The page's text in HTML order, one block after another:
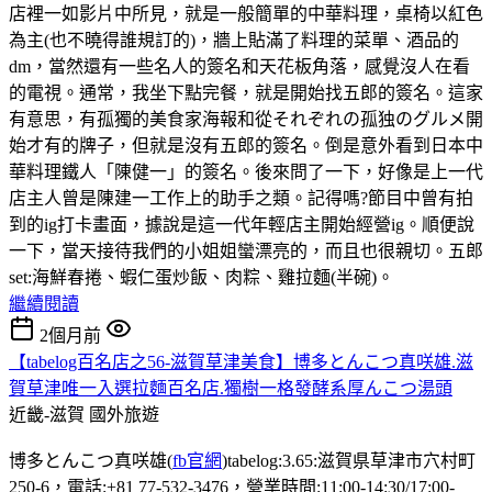
店裡一如影片中所見，就是一般簡單的中華料理，桌椅以紅色
為主(也不曉得誰規訂的)，牆上貼滿了料理的菜單、酒品的
dm，當然還有一些名人的簽名和天花板角落，感覺沒人在看
的電視。通常，我坐下點完餐，就是開始找五郎的簽名。這家
有意思，有孤獨的美食家海報和從それぞれの孤独のグルメ開
始才有的牌子，但就是沒有五郎的簽名。倒是意外看到日本中
華料理鐵人「陳健一」的簽名。後來問了一下，好像是上一代
店主人曾是陳建一工作上的助手之類。記得嗎?節目中曾有拍
到的ig打卡畫面，據說是這一代年輕店主開始經營ig。順便說
一下，當天接待我們的小姐姐蠻漂亮的，而且也很親切。五郎
set:海鮮春捲、蝦仁蛋炒飯、肉粽、雞拉麵(半碗)。
繼續閱讀
2個月前
【tabelog百名店之56-滋賀草津美食】博多とんこつ真咲雄.滋
賀草津唯一入選拉麵百名店.獨樹一格發酵系厚んこつ湯頭
近畿-滋賀 國外旅遊
博多とんこつ真咲雄(fb官網)tabelog:3.65:滋賀県草津市穴村町
250-6，電話:+81 77-532-3476，營業時間:11:00-14:30/17:00-